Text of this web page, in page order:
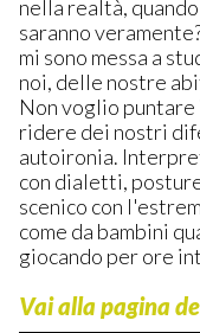
nella realtà,
saranno
mi sono messa a
noi, delle nostre
Non voglio puntare
ridere dei nostri
autoironia.
con dialetti,
scenico con
come da bambini
giocando per ore
Vai alla pagina